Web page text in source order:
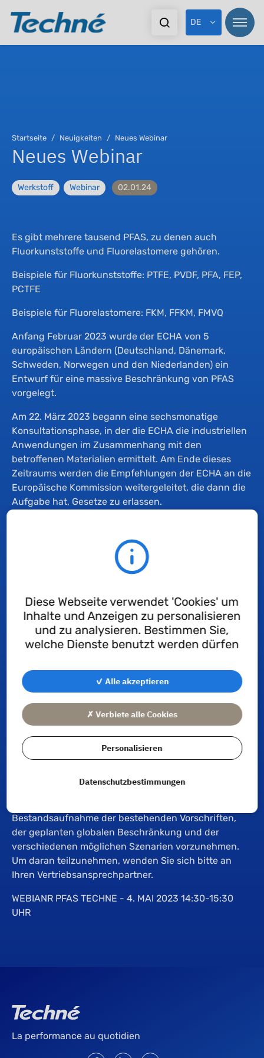
DE
Startseite Neuigkeiten Neues Webinar
Neues Webinar
Werkstoff Webinar 02.01.24
Es gibt mehrere tausend PFAS, zu denen auch
Fluorkunststoffe und Fluorelastomere gehören.
Beispiele für Fluorkunststoffe: PTFE, PVDF, PFA, FEP,
PCTFE
Beispiele für Fluorelastomere: FKM, FFKM, FMVQ
Anfang Februar 2023 wurde der ECHA von 5
europäischen Ländern (Deutschland, Dänemark,
Schweden, Norwegen und den Niederlanden) ein
Entwurf für eine massive Beschränkung von PFAS
vorgelegt.
Am 22. März 2023 begann eine sechsmonatige
Konsultationsphase, in der die ECHA die industriellen
Anwendungen im Zusammenhang mit den
betroffenen Materialien ermittelt. Am Ende dieses
Zeitraums werden die Empfehlungen der ECHA an die
Europäische Kommission weitergeleitet, die dann die
Aufgabe hat, Gesetze zu erlassen.
starke Einschränkung oder sogar ein vollständiges
Verbot von PFAS. Kurz- oder mittelfristig wird die Welt
der Dichtungen davon betroffen sein.
und den Auswirkungen auf seine Produkte an.
Bestandsaufnahme der bestehenden Vorschriften,
der geplanten globalen Beschränkung und der
verschiedenen möglichen Szenarien vorzunehmen.
Um daran teilzunehmen, wenden Sie sich bitte an
Ihren Vertriebsansprechpartner.
WEBIANR PFAS TECHNE - 4. MAI 2023 14:30-15:30
UHR
La performance au quotidien
Diese Webseite verwendet 'Cookies' um
Inhalte und Anzeigen zu personalisieren
und zu analysieren. Bestimmen Sie,
welche Dienste benutzt werden dürfen
✓ Alle akzeptieren
✗ Verbiete alle Cookies
Personalisieren
Datenschutzbestimmungen